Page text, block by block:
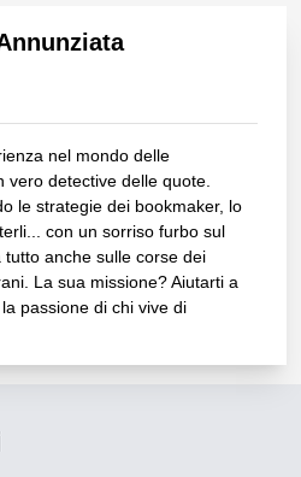
nel mondo delle
vero detective delle quote.
le strategie dei bookmaker, lo
con un sorriso furbo sul
anche sulle corse dei
La sua missione? Aiutarti a
passione di chi vive di